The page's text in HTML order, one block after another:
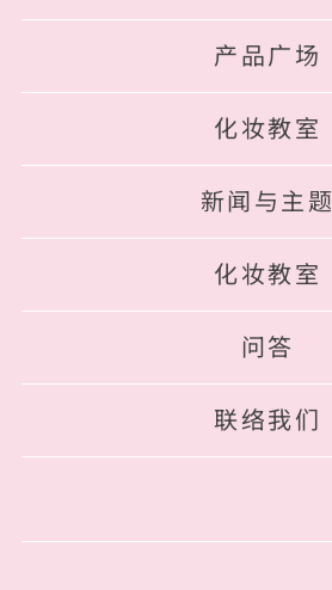
产品广场
化妆教室
新闻与主题
化妆教室
问答
联络我们